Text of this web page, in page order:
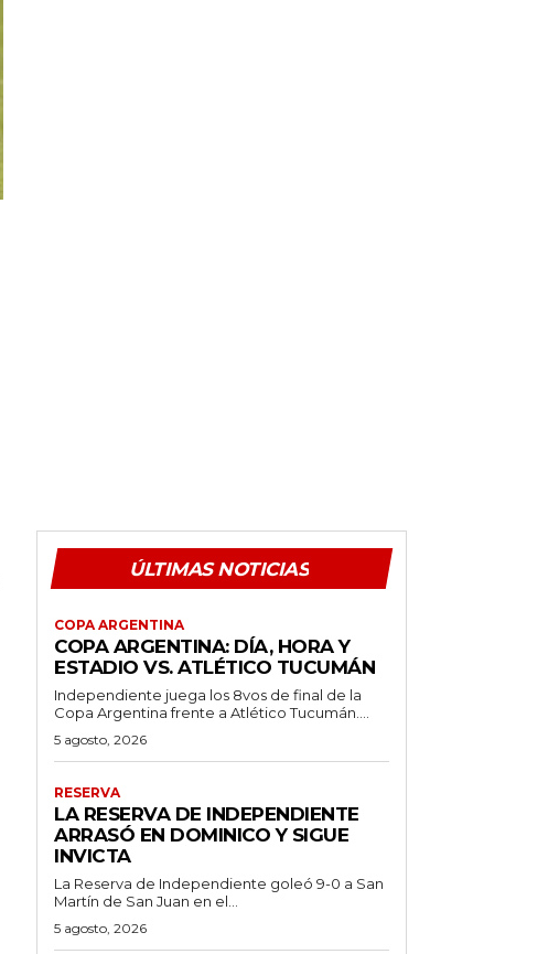
ÚLTIMAS NOTICIAS
COPA ARGENTINA
COPA ARGENTINA: DÍA, HORA Y
ESTADIO VS. ATLÉTICO TUCUMÁN
Independiente juega los 8vos de final de la
Copa Argentina frente a Atlético Tucumán....
5 agosto, 2026
RESERVA
LA RESERVA DE INDEPENDIENTE
ARRASÓ EN DOMINICO Y SIGUE
INVICTA
La Reserva de Independiente goleó 9-0 a San
Martín de San Juan en el...
5 agosto, 2026